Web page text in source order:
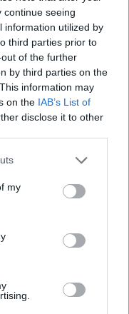
continue seeing
information utilized by
third parties prior to
of the further
by third parties on the
information may
on the IAB’s List of
disclose it to other
my
Τζίρος 98,7
ευρώ και αύξηση κερδών
Τα νέα στοιχήματα σε
non alcohol
550 εκατ. ευρώ – Καθαρά
σε 451 επιχειρήσεις
το πρόγραμμα